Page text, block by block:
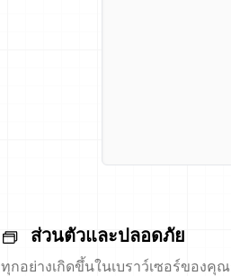
ส่วนตัวและปลอดภัย
ทุกอย่างเกิดขึ้นในเบราว์เซอร์ของคุณ